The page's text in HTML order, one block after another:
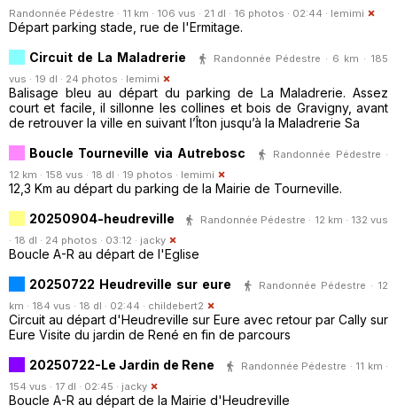
Randonnée Pédestre · 11 km · 106 vus · 21 dl · 16 photos · 02:44 · lemimi
Départ parking stade, rue de l'Ermitage.
Circuit de La Maladrerie
Randonnée Pédestre · 6 km · 185
vus · 19 dl · 24 photos · lemimi
Balisage bleu au départ du parking de La Maladrerie. Assez
court et facile, il sillonne les collines et bois de Gravigny, avant
de retrouver la ville en suivant l’Îton jusqu’à la Maladrerie Sa
Boucle Tourneville via Autrebosc
Randonnée Pédestre ·
12 km · 158 vus · 18 dl · 19 photos · lemimi
12,3 Km au départ du parking de la Mairie de Tourneville.
20250904-heudreville
Randonnée Pédestre · 12 km · 132 vus
· 18 dl · 24 photos · 03:12 · jacky
Boucle A-R au départ de l'Eglise
20250722 Heudreville sur eure
Randonnée Pédestre · 12
km · 184 vus · 18 dl · 02:44 · childebert2
Circuit au départ d'Heudreville sur Eure avec retour par Cally sur
Eure Visite du jardin de René en fin de parcours
20250722-Le Jardin de Rene
Randonnée Pédestre · 11 km ·
154 vus · 17 dl · 02:45 · jacky
Boucle A-R au départ de la Mairie d'Heudreville